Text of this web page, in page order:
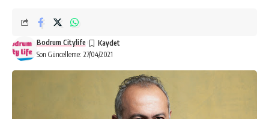
Son Güncelleme: 27/04/2021
Bodrum Citylife